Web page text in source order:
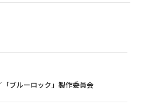
ブルーロック」製作委員会